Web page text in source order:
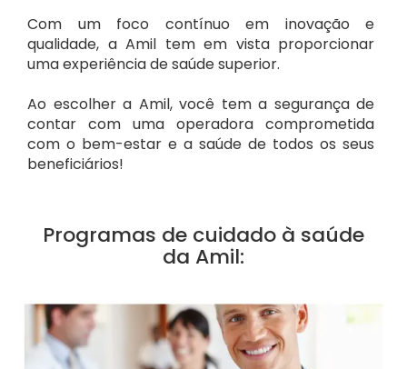
Com um foco contínuo em inovação e
qualidade, a Amil tem em vista proporcionar
uma experiência de saúde superior.
Ao escolher a Amil, você tem a segurança de
contar com uma operadora comprometida
com o bem-estar e a saúde de todos os seus
beneficiários!
Programas de cuidado à saúde
da Amil: